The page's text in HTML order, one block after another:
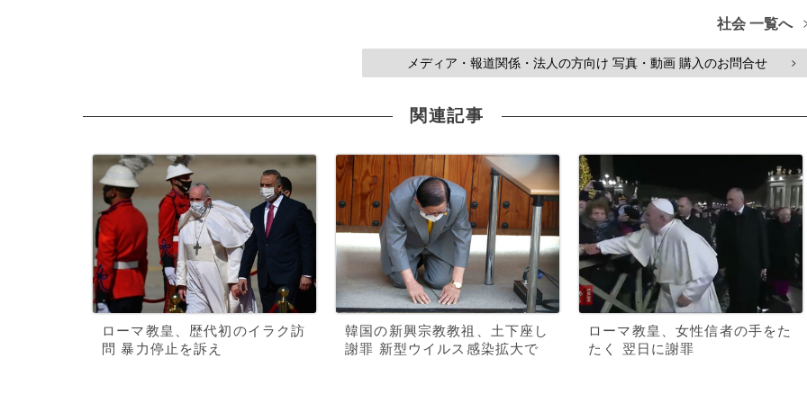
社会 一覧へ
メディア・報道関係・法人の方向け 写真・動画 購入のお問合せ >
関連記事
ローマ教皇、歴代初のイラク訪
問 暴力停止を訴え
韓国の新興宗教教祖、土下座し
謝罪 新型ウイルス感染拡大で
ローマ教皇、女性信者の手をた
たく 翌日に謝罪